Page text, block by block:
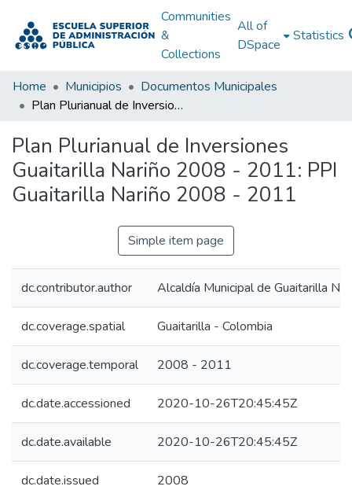
Communities
&
Collections
All of
DSpace
Statistics
Home Municipios
Documentos Municipales
Plan Plurianual de Inversiones Guaitarilla Nariño 2008 - 2011: PPI Guaitarilla Nariño 2008 - 2011
Plan Plurianual de Inversiones
Guaitarilla Nariño 2008 - 2011: PPI
Guaitarilla Nariño 2008 - 2011
Simple item page
dc.contributor.author Alcaldía Municipal de Guaitarilla
dc.coverage.spatial Guaitarilla - Colombia
dc.coverage.temporal 2008 - 2011
dc.date.accessioned 2020-10-26T20:45:45Z
dc.date.available 2020-10-26T20:45:45Z
dc.date.issued 2008